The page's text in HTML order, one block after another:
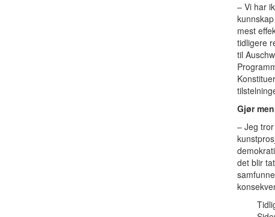
– Vi har
mest
tidligere
til
Gjør
– Jeg
det blir